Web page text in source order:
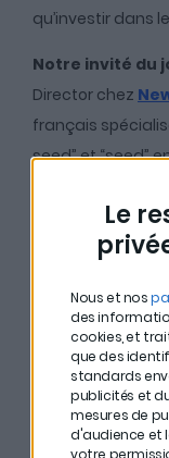
Le
Nous et nos
des
cookies, et
que des
standards
publicités et
mesures de
d'audience et
votre
qu’investir dans
Notre invité du
Director chez
français
seed” et “seed”
Au micro de
CosaVostra
, il
Newfund et
attention si l’on
startups :
Il ne faut
FOMO (Fear Of
aux services